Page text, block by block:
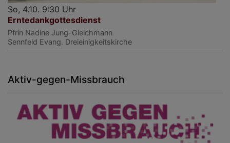
So, 4.10. 9:30 Uhr
Erntedankgottesdienst
Pfrin Nadine Jung-Gleichmann
Sennfeld Evang. Dreieinigkeitskirche
Aktiv-gegen-Missbrauch